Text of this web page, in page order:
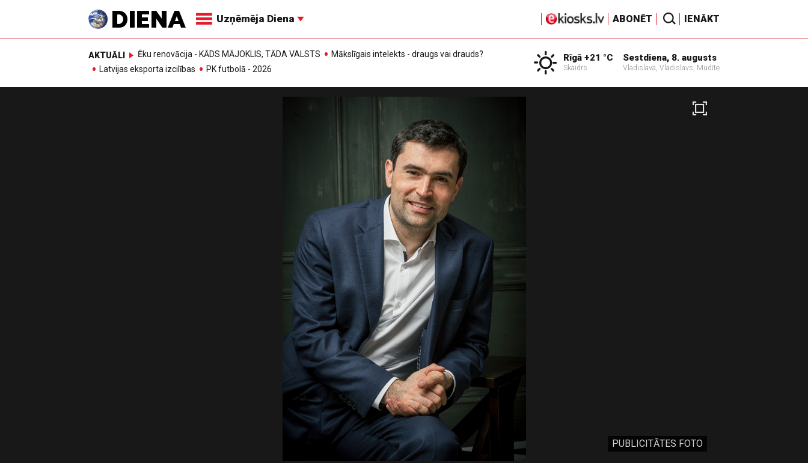
Uzņēmēja Diena ABONĒT IENĀKT
AKTUĀLI Ēku renovācija - KĀDS MĀJOKLIS, TĀDA VALSTS
Mākslīgais intelekts - draugs vai drauds?
Latvijas eksporta izcilības
PK futbolā - 2026
Rīgā +21 °C
Skaidrs
Sestdiena, 8. augusts
Vladislava, Vladislavs, Mudīte
PUBLICITĀTES FOTO